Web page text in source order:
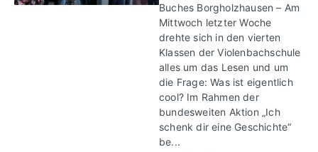
Buches Borgholzhausen – Am
Mittwoch letzter Woche
drehte sich in den vierten
Klassen der Violenbachschule
alles um das Lesen und um
die Frage: Was ist eigentlich
cool? Im Rahmen der
bundesweiten Aktion „Ich
schenk dir eine Geschichte“
be...